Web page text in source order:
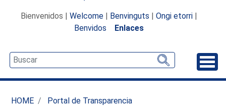
Bienvenidos | Welcome | Benvinguts | Ongi etorri |
Benvidos
Enlaces
HOME
Portal de Transparencia